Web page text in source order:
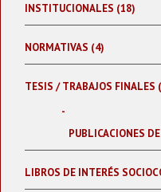
INSTITUCIONALES (18)
NORMATIVAS (4)
TESIS / TRABAJOS FINALES
PUBLICACIONES
LIBROS DE INTERÉS